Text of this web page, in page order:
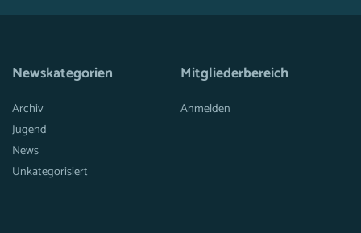
Newskategorien
Archiv
Jugend
News
Unkategorisiert
Mitgliederbereich
Anmelden